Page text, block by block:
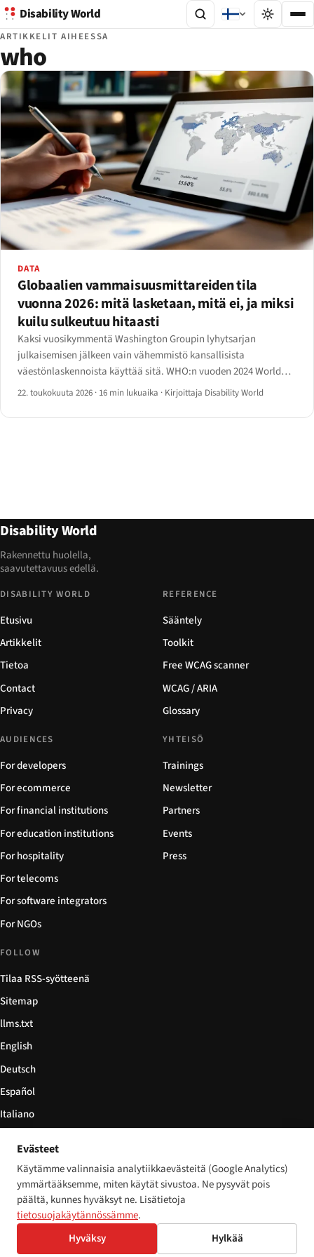
Disability World
ARTIKKELIT AIHEESSA
who
DATA
Globaalien vammaisuusmittareiden tila
vuonna 2026: mitä lasketaan, mitä ei, ja miksi
kuilu sulkeutuu hitaasti
Kaksi vuosikymmentä Washington Groupin lyhytsarjan
julkaisemisen jälkeen vain vähemmistö kansallisista
väestönlaskennoista käyttää sitä. WHO:n vuoden 2024 World
Report on Disability -päivitys ja YK DESA:n Disability Statistics
22. toukokuuta 2026 · 16 min lukuaika · Kirjoittaja Disability World
Disability World
Rakennettu huolella,
saavutettavuus edellä.
DISABILITY WORLD
Etusivu
Artikkelit
Tietoa
Contact
Privacy
REFERENCE
Sääntely
Toolkit
Free WCAG scanner
WCAG / ARIA
Glossary
AUDIENCES
For developers
For ecommerce
For financial institutions
For education institutions
For hospitality
For telecoms
For software integrators
For NGOs
YHTEISÖ
Trainings
Newsletter
Partners
Events
Press
FOLLOW
Tilaa RSS-syötteenä
Sitemap
llms.txt
English
Deutsch
Español
Italiano
© 2026 Disability World. Kaikki oikeudet pidätetään. Cookie settings
DeutschEspañol PolskiFrançais
Evästeet
Käytämme valinnaisia analytiikkaevästeitä (Google Analytics)
ymmärtääksemme, miten käytät sivustoa. Ne pysyvät pois
päältä, kunnes hyväksyt ne. Lisätietoja
tietosuojakäytännössämme.
Hyväksy
Hylkää